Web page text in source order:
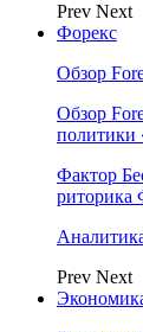
Prev Next
Форекс
Обзор
Обзор
политики
Фактор
Prev Next